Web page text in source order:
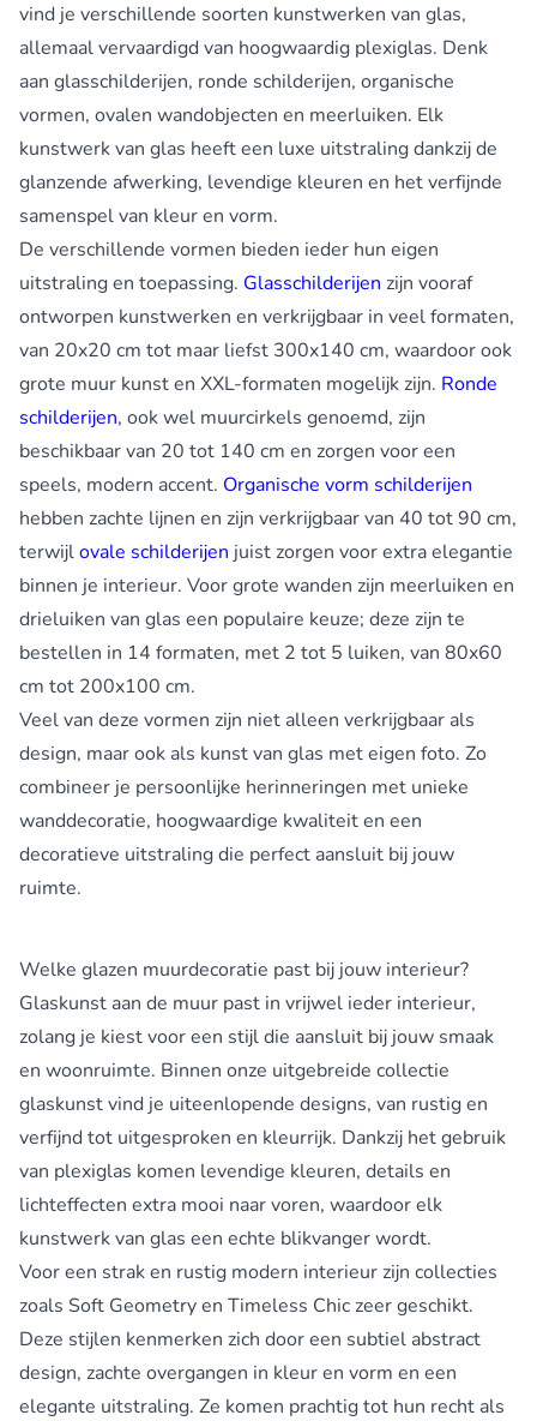
vind je verschillende soorten kunstwerken van glas,
allemaal vervaardigd van hoogwaardig plexiglas. Denk
aan glasschilderijen, ronde schilderijen, organische
vormen, ovalen wandobjecten en meerluiken. Elk
kunstwerk van glas heeft een luxe uitstraling dankzij de
glanzende afwerking, levendige kleuren en het verfijnde
samenspel van kleur en vorm.
De verschillende vormen bieden ieder hun eigen
uitstraling en toepassing. Glasschilderijen zijn vooraf
ontworpen kunstwerken en verkrijgbaar in veel formaten,
van 20x20 cm tot maar liefst 300x140 cm, waardoor ook
grote muur kunst en XXL-formaten mogelijk zijn. Ronde
schilderijen, ook wel muurcirkels genoemd, zijn
beschikbaar van 20 tot 140 cm en zorgen voor een
speels, modern accent. Organische vorm schilderijen
hebben zachte lijnen en zijn verkrijgbaar van 40 tot 90 cm,
terwijlovale schilderijen juist zorgen voor extra elegantie
binnen je interieur. Voor grote wanden zijn meerluiken en
drieluiken van glas een populaire keuze; deze zijn te
bestellen in 14 formaten, met 2 tot 5 luiken, van 80x60
cm tot 200x100 cm.
Veel van deze vormen zijn niet alleen verkrijgbaar als
design, maar ook als kunst van glas met eigen foto. Zo
combineer je persoonlijke herinneringen met unieke
wanddecoratie, hoogwaardige kwaliteit en een
decoratieve uitstraling die perfect aansluit bij jouw
ruimte.
Welke glazen muurdecoratie past bij jouw interieur?
Glaskunst aan de muur past in vrijwel ieder interieur,
zolang je kiest voor een stijl die aansluit bij jouw smaak
en woonruimte. Binnen onze uitgebreide collectie
glaskunst vind je uiteenlopende designs, van rustig en
verfijnd tot uitgesproken en kleurrijk. Dankzij het gebruik
van plexiglas komen levendige kleuren, details en
lichteffecten extra mooi naar voren, waardoor elk
kunstwerk van glas een echte blikvanger wordt.
Voor een strak en rustig modern interieur zijn collecties
zoals Soft Geometry en Timeless Chic zeer geschikt.
Deze stijlen kenmerken zich door een subtiel abstract
design, zachte overgangen in kleur en vorm en een
elegante uitstraling. Ze komen prachtig tot hun recht als